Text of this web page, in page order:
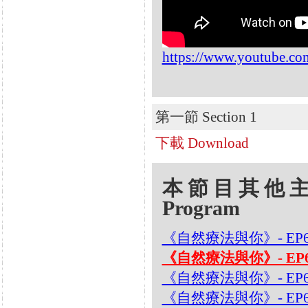
https://
第一節 Section 1
下載 Download
本節目其他
Program
《自然療法與你》-
《自然療法與你》-
《自然療法與你》-
《自然療法與你》-